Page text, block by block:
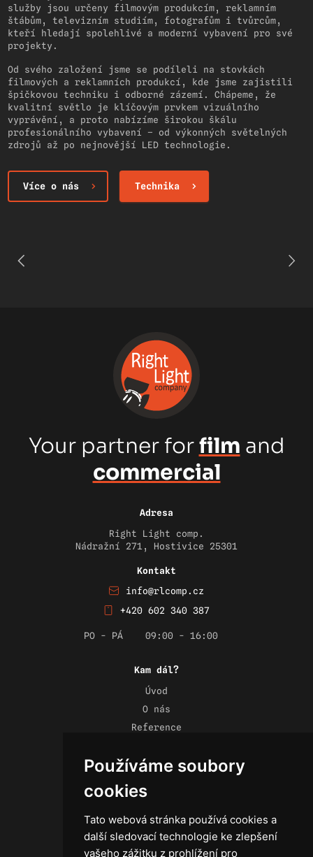
Používáme soubory
cookies
Tato webová stránka používá cookies a
další sledovací technologie ke zlepšení
vašeho zážitku z prohlížení pro
služby jsou určeny filmovým produkcím, reklamním
štábům, televizním studiím, fotografům i tvůrcům,
kteří hledají spolehlivé a moderní vybavení pro své
projekty.
Od svého založení jsme se podíleli na stovkách
filmových a reklamních produkcí, kde jsme zajistili
špičkovou techniku i odborné zázemí. Chápeme, že
kvalitní světlo je klíčovým prvkem vizuálního
vyprávění, a proto nabízíme širokou škálu
profesionálního vybavení – od výkonných světelných
zdrojů až po nejnovější LED technologie.
Více o nás Technika
Your partner forfilm and
commercial
Adresa
Right Light comp.
Nádražní 271, Hostivice 25301
Kontakt
info@rlcomp.cz
+420 602 340 387
PO - PÁ 09:00 - 16:00
Kam dál?
Úvod
O nás
Reference
Kontakt
Obchodní podmínky
Zásady ochrany osobních údajů